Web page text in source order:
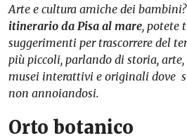
Arte e cultura amiche dei
itinerario da Pisa al mare, potete
suggerimenti per trascorrere del
più piccoli, parlando di storia,
musei interattivi e originali dove
non annoiandosi.
Orto botanico